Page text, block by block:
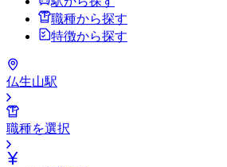
職種から探す
特徴から探す
仏生山駅
職種を選択